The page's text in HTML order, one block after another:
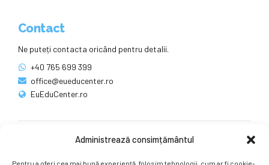
Administrează consimțământul
Pentru a oferi cea mai bună experiență, folosim tehnologii, cum ar fi cookie-
Contact
Ne puteți contacta oricând pentru detalii.
+40 765 699 399
office@eueducenter.ro
EuEduCenter.ro